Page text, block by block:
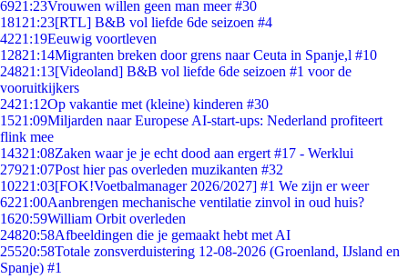
6921:23Vrouwen willen geen man meer #30
181 21:23[RTL] B&B vol liefde 6de seizoen #4
4221:19Eeuwig voortleven
12821:14Migranten breken door grens naar Ceuta in Spanje,l #10
24821:13[Videoland] B&B vol liefde 6de seizoen #1 voor de
vooruitkijkers
2421:12Op vakantie met (kleine) kinderen #30
1521:09Miljarden naar Europese AI-start-ups: Nederland profiteert
flink mee
14321:08Zaken waar je je echt dood aan ergert #17 - Werklui
27921:07Post hier pas overleden muzikanten #32
10221:03[FOK!Voetbalmanager 2026/2027] #1 We zijn er weer
6221:00Aanbrengen mechanische ventilatie zinvol in oud huis?
1620:59William Orbit overleden
24820:58Afbeeldingen die je gemaakt hebt met AI
25520:58Totale zonsverduistering 12-08-2026 (Groenland, IJsland en
Spanje) #1